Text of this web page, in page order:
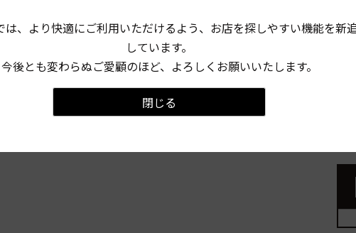
#
は、より快適にご利用いただけるよう、お店を探しやすい機能を新
しています。
今後とも変わらぬご愛顧のほど、よろしくお願いいたします。
閉じる